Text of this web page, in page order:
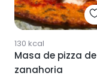
130 kcal
Masa de pizza de
zanahoria